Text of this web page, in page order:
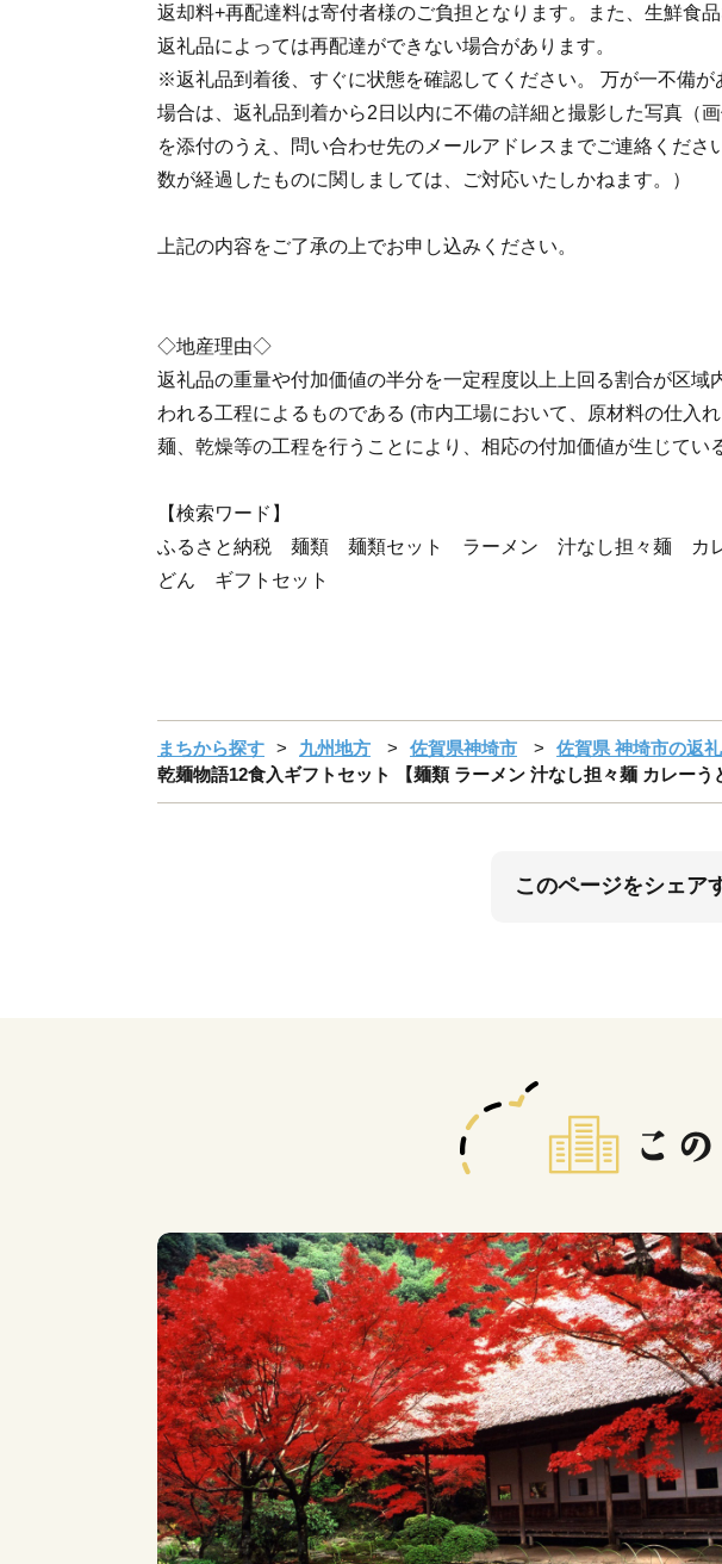
返却料+再配達料は寄付者様のご負担となります。また、生鮮食
返礼品によっては再配達ができない場合があります。
※返礼品到着後、すぐに状態を確認してください。 万が一不備が
場合は、返礼品到着から2日以内に不備の詳細と撮影した写真（画
を添付のうえ、問い合わせ先のメールアドレスまでご連絡くださ
数が経過したものに関しましては、ご対応いたしかねます。）
上記の内容をご了承の上でお申し込みください。
◇地産理由◇
返礼品の重量や付加価値の半分を一定程度以上上回る割合が区域
われる工程によるものである (市内工場において、原材料の仕入
麺、乾燥等の工程を行うことにより、相応の付加価値が生じてい
【検索ワード】
ふるさと納税 麺類 麺類セット ラーメン 汁なし担々麺 カ
どん ギフトセット
まちから探す 九州地方 佐賀県神埼市
佐賀県 神埼市の返
乾麺物語12食入ギフトセット 【麺類 ラーメン 汁なし担々麺 カレー
このページをシェア